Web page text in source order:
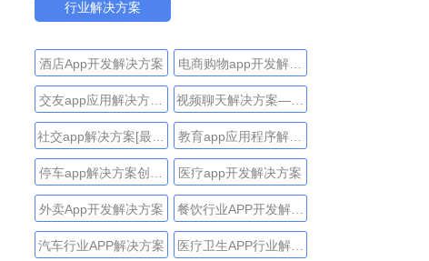
行业解决方案
酒店App开发解决方案
电商购物app开发解决
方案
交友app应用解决方案
—实用技巧和先进的获
视频聊天解决方案—功
能，获利和技术
社交app解决方案[最完
整指南]
教育app应用程序解决
方案
停车app解决方案创建
指南
医疗app开发解决方案
外卖App开发解决方案
餐饮行业APP开发解决
方案
汽车行业APP解决方案
医疗卫生APP行业解决